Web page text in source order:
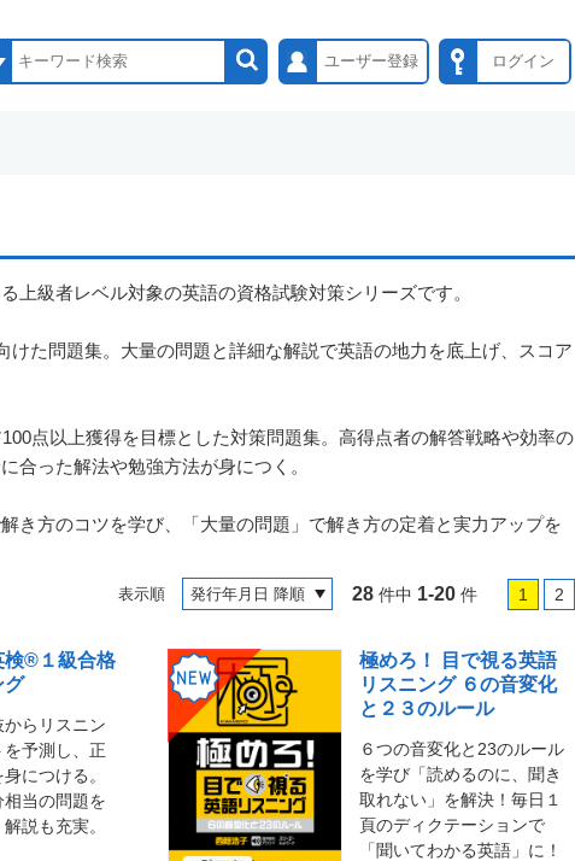
ユーザー登録 ログイン
上級者レベル対象の英語の資格試験対策シリーズです。
けた問題集。大量の問題と詳細な解説で英語の地力を底上げ、スコア
点以上獲得を目標とした対策問題集。高得点者の解答戦略や効率の
合った解法や勉強方法が身につく。
き方のコツを学び、「大量の問題」で解き方の定着と実力アップを
表示順 28 件中 1-20 件 1 2
検®１級合格
グ
からリスニン
予測し、正
につける。
当の問題を
説も充実。
極めろ！ 目で視る英語
リスニング ６の音変化
と２３のルール
６つの音変化と23のルール
を学び「読めるのに、聞き
取れない」を解決！毎日１
頁のディクテーションで
「聞いてわかる英語」に！